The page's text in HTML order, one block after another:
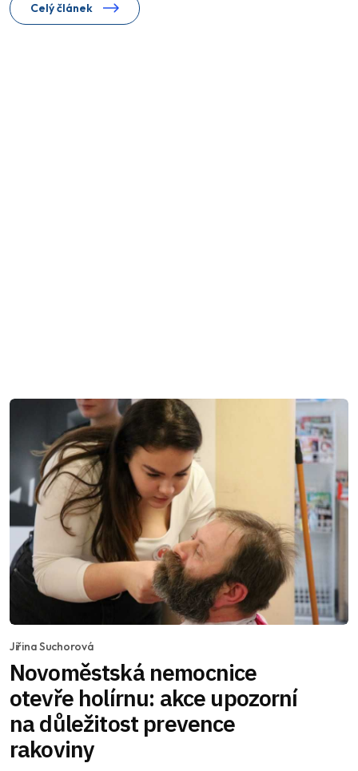
Celý článek
Jiřina Suchorová
Novoměstská nemocnice
otevře holírnu: akce upozorní
na důležitost prevence
rakoviny